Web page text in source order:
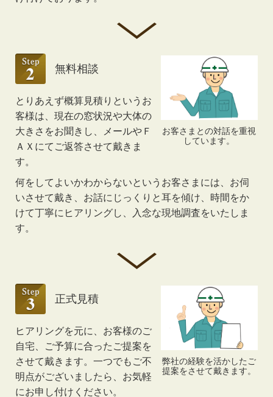
お客さまとの対話を重視
しています。
無料相談
とりあえず概算見積りというお
客様は、現在の窓状況や大体の
大きさをお聞きし、メールやＦ
ＡＸにてご返答させて戴きま
す。
何をしてよいかわからないというお客さまには、お伺
いさせて戴き、お話にじっくりと耳を傾け、時間をか
けて丁寧にヒアリングし、入念な現地調査をいたしま
す。
弊社の経験を活かしたご
提案をさせて戴きます。
正式見積
ヒアリングを元に、お客様のご
自宅、ご予算に合ったご提案を
させて戴きます。一つでもご不
明点がございましたら、お気軽
にお申し付けください。